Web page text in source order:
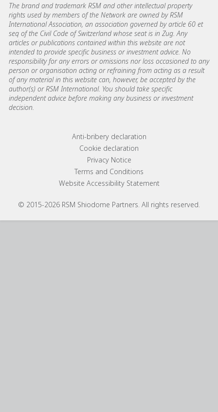
The brand and trademark RSM and other intellectual property
rights used by members of the Network are owned by RSM
International Association, an association governed by article 60 et
seq of the Civil Code of Switzerland whose seat is in Zug. Any
articles or publications contained within this website are not
intended to provide specific business or investment advice. No
responsibility for any errors or omissions nor loss occasioned to any
person or organisation acting or refraining from acting as a result
of any material in this website can, however, be accepted by the
author(s) or RSM International. You should take specific
independent advice before making any business or investment
decision.
© 2015-2026 RSM Shiodome Partners. All rights reserved.
Footer menu linksAnti-bribery declaration
Cookie declaration
Privacy Notice
Terms and Conditions
Website Accessibility Statement